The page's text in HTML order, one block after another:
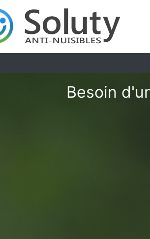
Besoin